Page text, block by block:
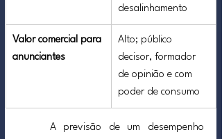
desalinhamento
Valor comercial para
anunciantes
Alto; público
decisor, formador
de opinião e com
poder de consumo